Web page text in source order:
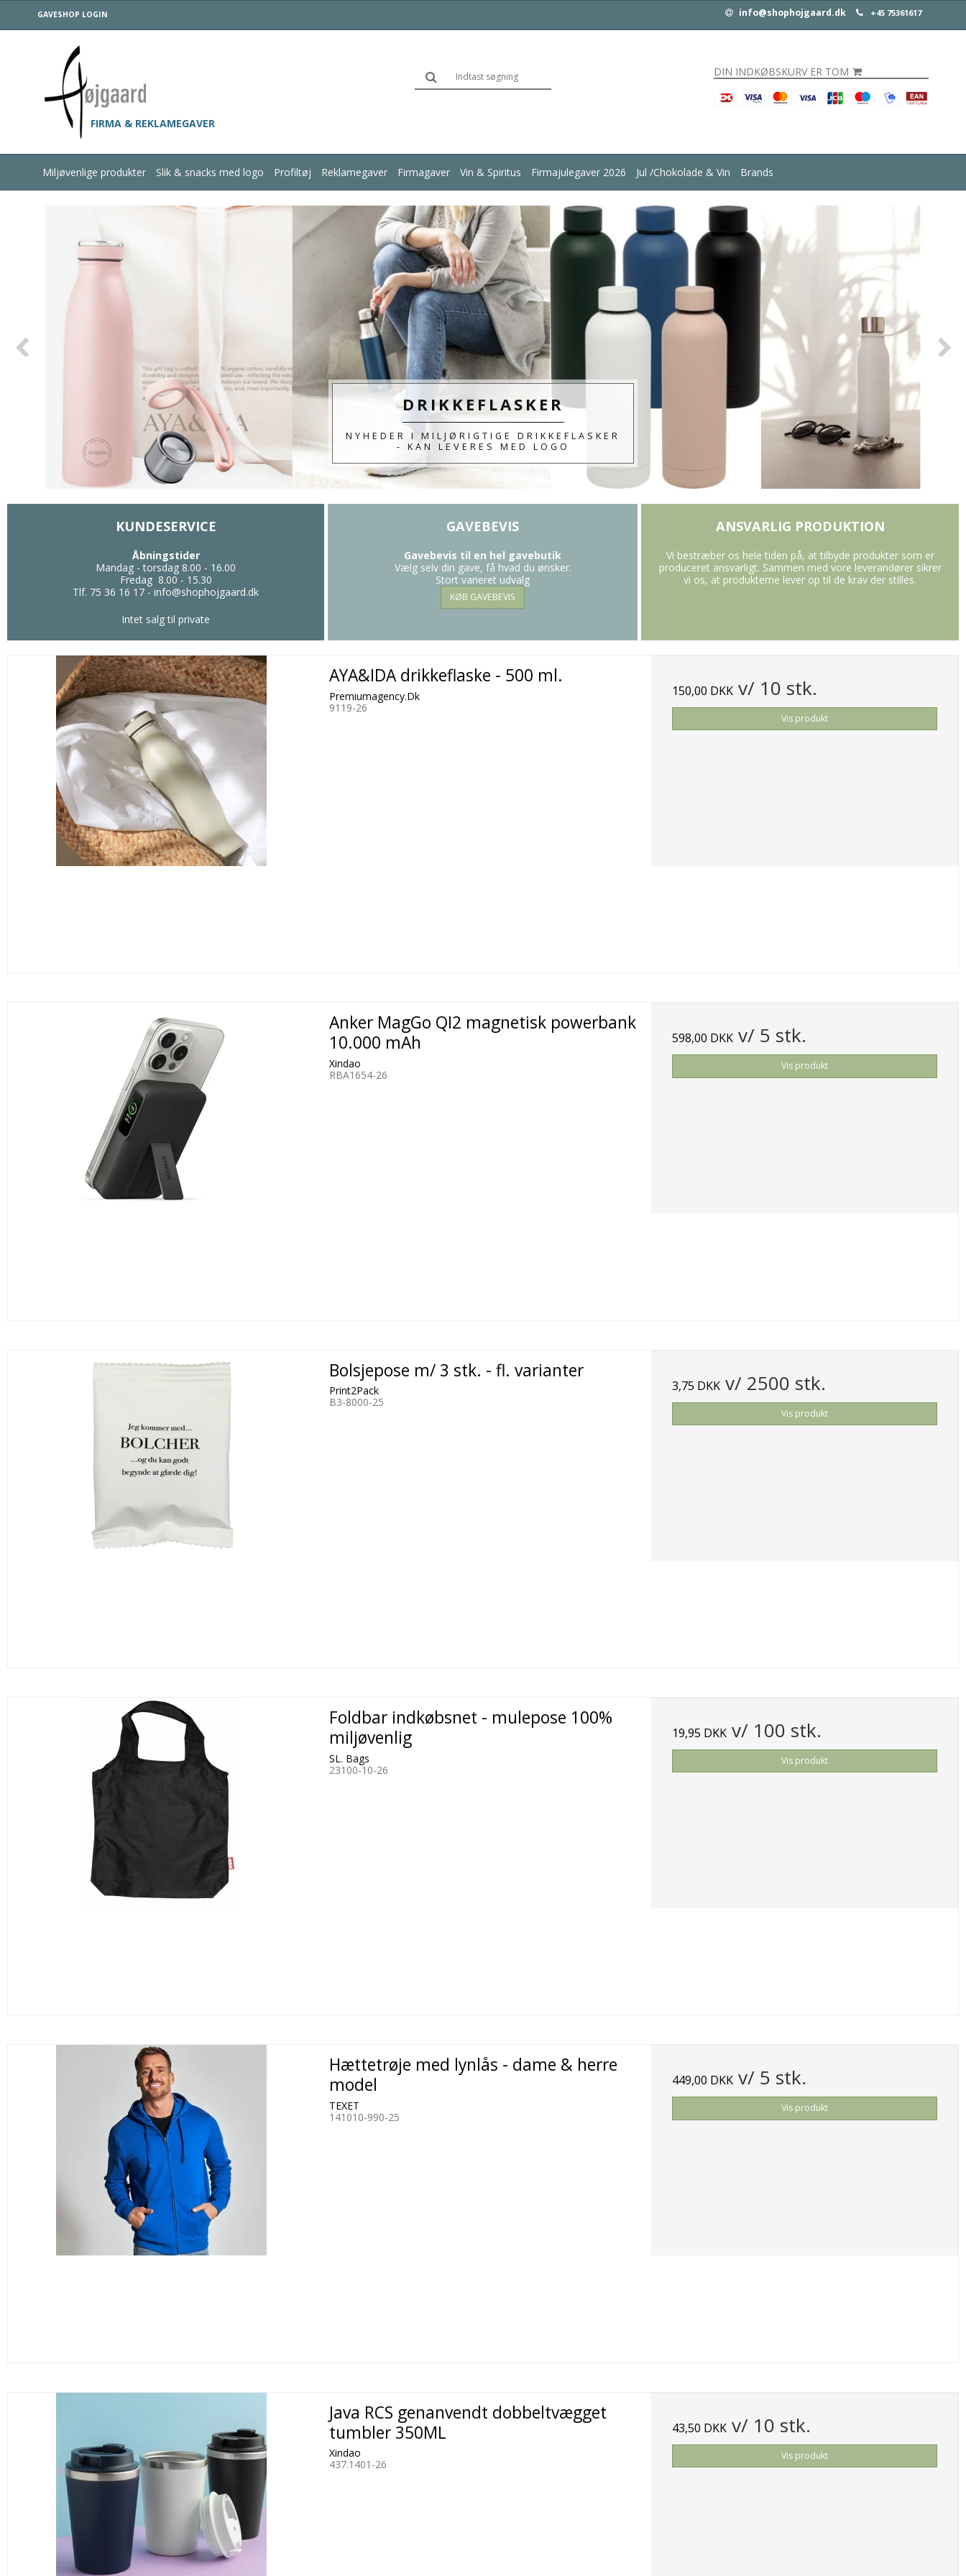
GAVESHOP LOGIN info@shophojgaard.dk +45 75361617
FIRMA & REKLAMEGAVER
DIN INDKØBSKURV ER TOM
Miljøvenlige produkter Slik & snacks med logo Profiltøj Reklamegaver Firmagaver Vin & Spiritus Firmajulegaver 2026 Jul /Chokolade & Vin Brands
DRIKKEFLASKER
NYHEDER I MILJØRIGTIGE DRIKKEFLASKER
- KAN LEVERES MED LOGO
KUNDESERVICE
Åbningstider
Mandag - torsdag 8.00 - 16.00
Fredag 8.00 - 15.30
Tlf. 75 36 16 17 - info@shophojgaard.dk
Intet salg til private
GAVEBEVIS
Gavebevis til en hel gavebutik
Vælg selv din gave, få hvad du ønsker.
Stort varieret udvalg
KØB GAVEBEVIS
ANSVARLIG PRODUKTION
Vi bestræber os hele tiden på, at tilbyde produkter som er
produceret ansvarligt. Sammen med vore leverandører sikrer
vi os, at produkterne lever op til de krav der stilles.
AYA&IDA drikkeflaske - 500 ml.
Premiumagency.Dk
9119-26
150,00 DKKv/ 10 stk.
Vis produkt
Anker MagGo QI2 magnetisk powerbank
10.000 mAh
Xindao
RBA1654-26
598,00 DKKv/ 5 stk.
Vis produkt
Bolsjepose m/ 3 stk. - fl. varianter
Print2Pack
B3-8000-25
3,75 DKKv/ 2500 stk.
Vis produkt
Foldbar indkøbsnet - mulepose 100%
miljøvenlig
SL. Bags
23100-10-26
19,95 DKKv/ 100 stk.
Vis produkt
Hættetrøje med lynlås - dame & herre
model
TEXET
141010-990-25
449,00 DKKv/ 5 stk.
Vis produkt
Java RCS genanvendt dobbeltvægget
tumbler 350ML
Xindao
437.1401-26
43,50 DKKv/ 10 stk.
Vis produkt